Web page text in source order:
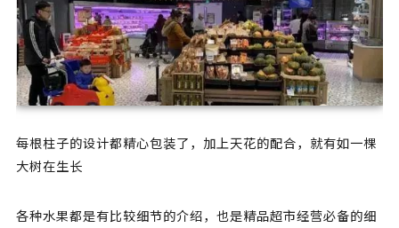
每根柱子的设计都精心包装了，加上天花的配合，就有如一棵
大树在生长
各种水果都是有比较细节的介绍，也是精品超市经营必备的细